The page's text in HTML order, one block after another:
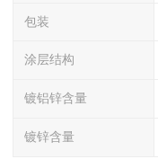
包装
涂层结构
镀铝锌含量
镀锌含量